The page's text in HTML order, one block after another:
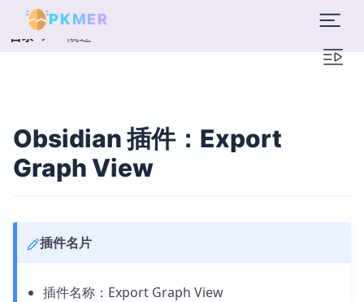
PKMER
目录 概述
Obsidian 插件：Export
Graph View
插件名片
插件名称：Export Graph View